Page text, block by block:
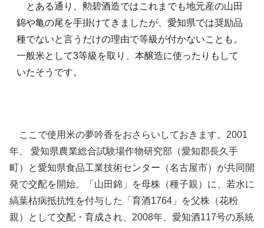
とある通り、勲碧酒造ではこれまでも地元産の山田
錦や亀の尾を手掛けてきましたが、愛知県では奨励品
種でないと言うだけの理由で等級が付かないことも。
一般米として3等級を取り、本醸造に使ったりもして
いたそうです。
ここで使用米の夢吟香をおさらいしておきます。2001
年、 愛知県農業総合試験場作物研究部（愛知郡長久手
町）と愛知県食品工業技術センター（名古屋市）が共同開
発で交配を開始。「山田錦」を母株（種子親）に、若水に
縞葉枯病抵抗性を付与した「育酒1764」を父株（花粉
親）として交配・育成され、2008年、愛知酒117号の系統